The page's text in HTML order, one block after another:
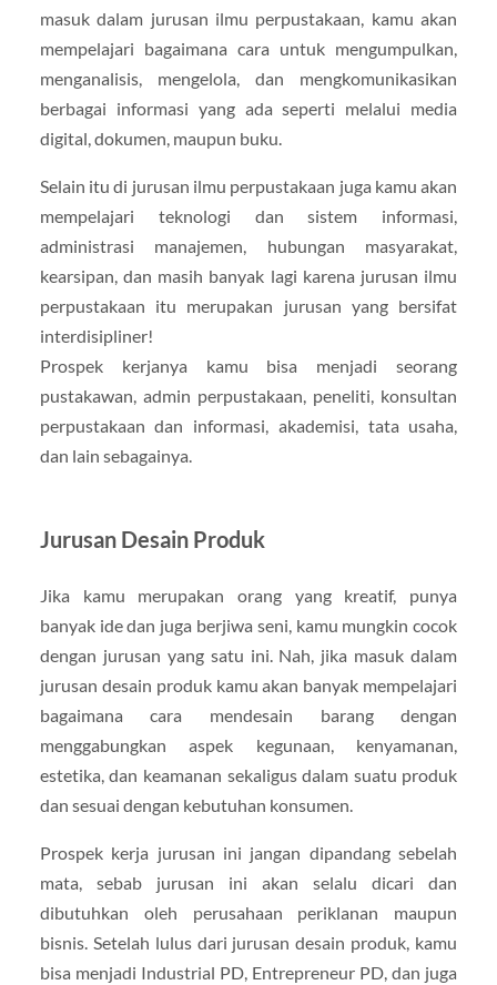
masuk dalam jurusan ilmu perpustakaan, kamu akan
mempelajari bagaimana cara untuk mengumpulkan,
menganalisis, mengelola, dan mengkomunikasikan
berbagai informasi yang ada seperti melalui media
digital, dokumen, maupun buku.
Selain itu di jurusan ilmu perpustakaan juga kamu akan
mempelajari teknologi dan sistem informasi,
administrasi manajemen, hubungan masyarakat,
kearsipan, dan masih banyak lagi karena jurusan ilmu
perpustakaan itu merupakan jurusan yang bersifat
interdisipliner!
Prospek kerjanya kamu bisa menjadi seorang
pustakawan, admin perpustakaan, peneliti, konsultan
perpustakaan dan informasi, akademisi, tata usaha,
dan lain sebagainya.
Jurusan Desain Produk
Jika kamu merupakan orang yang kreatif, punya
banyak ide dan juga berjiwa seni, kamu mungkin cocok
dengan jurusan yang satu ini. Nah, jika masuk dalam
jurusan desain produk kamu akan banyak mempelajari
bagaimana cara mendesain barang dengan
menggabungkan aspek kegunaan, kenyamanan,
estetika, dan keamanan sekaligus dalam suatu produk
dan sesuai dengan kebutuhan konsumen.
Prospek kerja jurusan ini jangan dipandang sebelah
mata, sebab jurusan ini akan selalu dicari dan
dibutuhkan oleh perusahaan periklanan maupun
bisnis. Setelah lulus dari jurusan desain produk, kamu
bisa menjadi Industrial PD, Entrepreneur PD, dan juga